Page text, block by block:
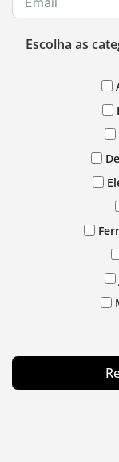
Escolha as